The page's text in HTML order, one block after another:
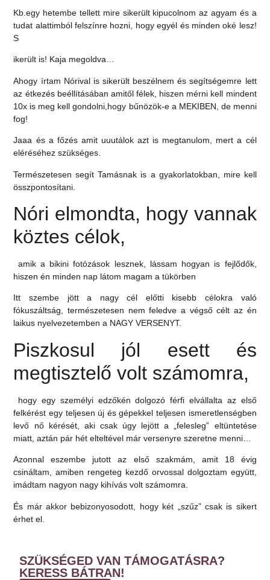
Kb.egy hetembe tellett mire sikerült kipucolnom az agyam és a
tudat alattimból felszínre hozni, hogy egyél és minden oké lesz!
S
ikerült is! Kaja megoldva…
Ahogy írtam Nórival is sikerült beszélnem és segítségemre lett
az étkezés beéllításában amitől félek, hiszen mérni kell mindent
10x is meg kell gondolni,hogy bűnözök-e a MEKIBEN, de menni
fog!
Jaaa és a főzés amit uuutálok azt is megtanulom, mert a cél
eléréséhez szükséges.
Természetesen segít Tamásnak is a gyakorlatokban, mire kell
összpontosítani.
Nóri elmondta, hogy vannak
köztes célok,
amik a bikini fotózások lesznek, lássam hogyan is fejlődők,
hiszen én minden nap látom magam a tükörben
Itt szembe jött a nagy cél előtti kisebb célokra való
fókuszáltság, természetesen nem feledve a végső célt az én
laikus nyelvezetemben a NAGY VERSENYT.
Piszkosul jól esett és
megtisztelő volt számomra,
hogy egy személyi edzőkén dolgozó férfi elvállalta az első
felkérést egy teljesen új és gépekkel teljesen ismeretlenségben
levő nő kérését, aki csak úgy lejött a „felesleg” eltüntetése
miatt, aztán pár hét elteltével már versenyre szeretne menni…
Azonnal eszembe jutott az első szakmám, amit 18 évig
csináltam, amiben rengeteg kezdő orvossal dolgoztam együtt,
imádtam nagyon nagy kihívás volt számomra.
És már akkor bebizonyosodott, hogy két „szűz” csak is sikert
érhet el.
SZÜKSÉGED VAN TÁMOGATÁSRA?
KERESS BÁTRAN!